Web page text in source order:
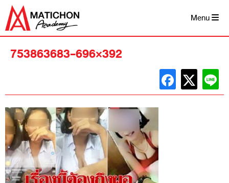
Skip
content
Menu
753863683-696×392